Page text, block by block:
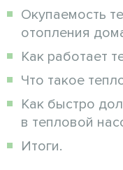
Окупаемость
отопления
Как работает
Что такое
Как быстро
в тепловой
Итоги.